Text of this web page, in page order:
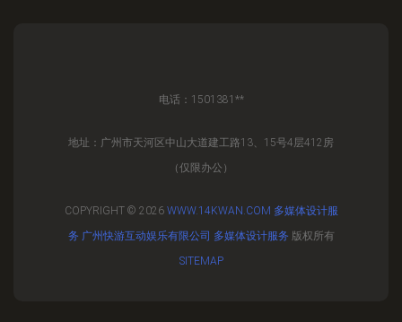
电话：1501381**
地址：广州市天河区中山大道建工路13、15号4层412房
（仅限办公）
COPYRIGHT © 2026 WWW.14KWAN.COM 多媒体设计服
务 广州快游互动娱乐有限公司 多媒体设计服务 版权所有
SITEMAP